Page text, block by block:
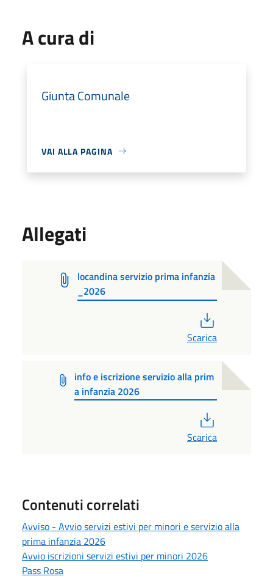
A cura di
Giunta Comunale
VAI ALLA PAGINA
Allegati
locandina servizio prima infanzia
_2026
Scarica
info e iscrizione servizio alla prim
a infanzia 2026
Scarica
Contenuti correlati
Avviso - Avvio servizi estivi per minori e servizio alla
prima infanzia 2026
Avvio iscrizioni servizi estivi per minori 2026
Pass Rosa